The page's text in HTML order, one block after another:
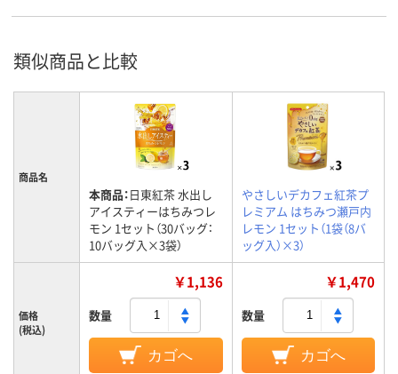
類似商品と比較
商品名
本商品：日東紅茶 水出し
アイスティーはちみつレ
モン 1セット（30バッグ：
10バッグ入×3袋）
やさしいデカフェ紅茶プ
レミアム はちみつ瀬戸内
レモン 1セット（1袋（8バ
ッグ入）×3）
価格
(税込)
￥1,136
数量
カゴへ
￥1,470
数量
カゴへ